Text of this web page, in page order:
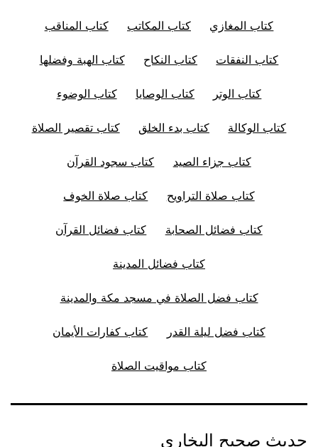
كتاب المغازي كتاب المكاتب كتاب المناقب
كتاب النفقات كتاب النكاح كتاب الهبة وفضلها
كتاب الوتر كتاب الوصايا كتاب الوضوء
كتاب الوكالة كتاب بدء الخلق كتاب تقصير الصلاة
كتاب جزاء الصيد كتاب سجود القرآن
كتاب صلاة التراويح كتاب صلاة الخوف
كتاب فضائل الصحابة كتاب فضائل القرآن
كتاب فضائل المدينة
كتاب فضل الصلاة في مسجد مكة والمدينة
كتاب فضل ليلة القدر كتاب كفارات الأيمان
كتاب مواقيت الصلاة
حديث صحيح البخاري